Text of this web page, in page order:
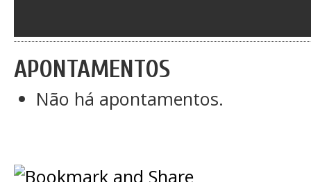
APONTAMENTOS
Não há apontamentos.